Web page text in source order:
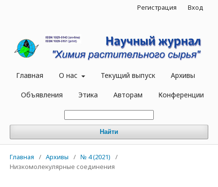
Главная О нас Текущий выпуск Архивы
Объявления Этика Авторам Конференции
Найти
Регистрация Вход
Главная / Архивы / № 4 (2021)
/
Низкомолекулярные соединения